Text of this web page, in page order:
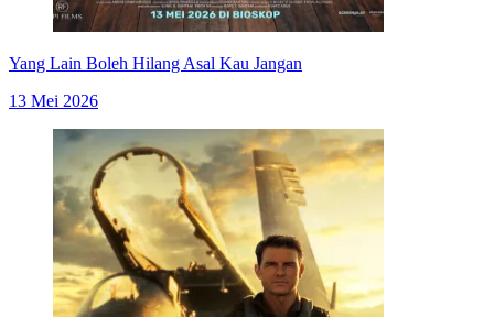
Yang Lain Boleh Hilang Asal Kau Jangan
13 Mei 2026